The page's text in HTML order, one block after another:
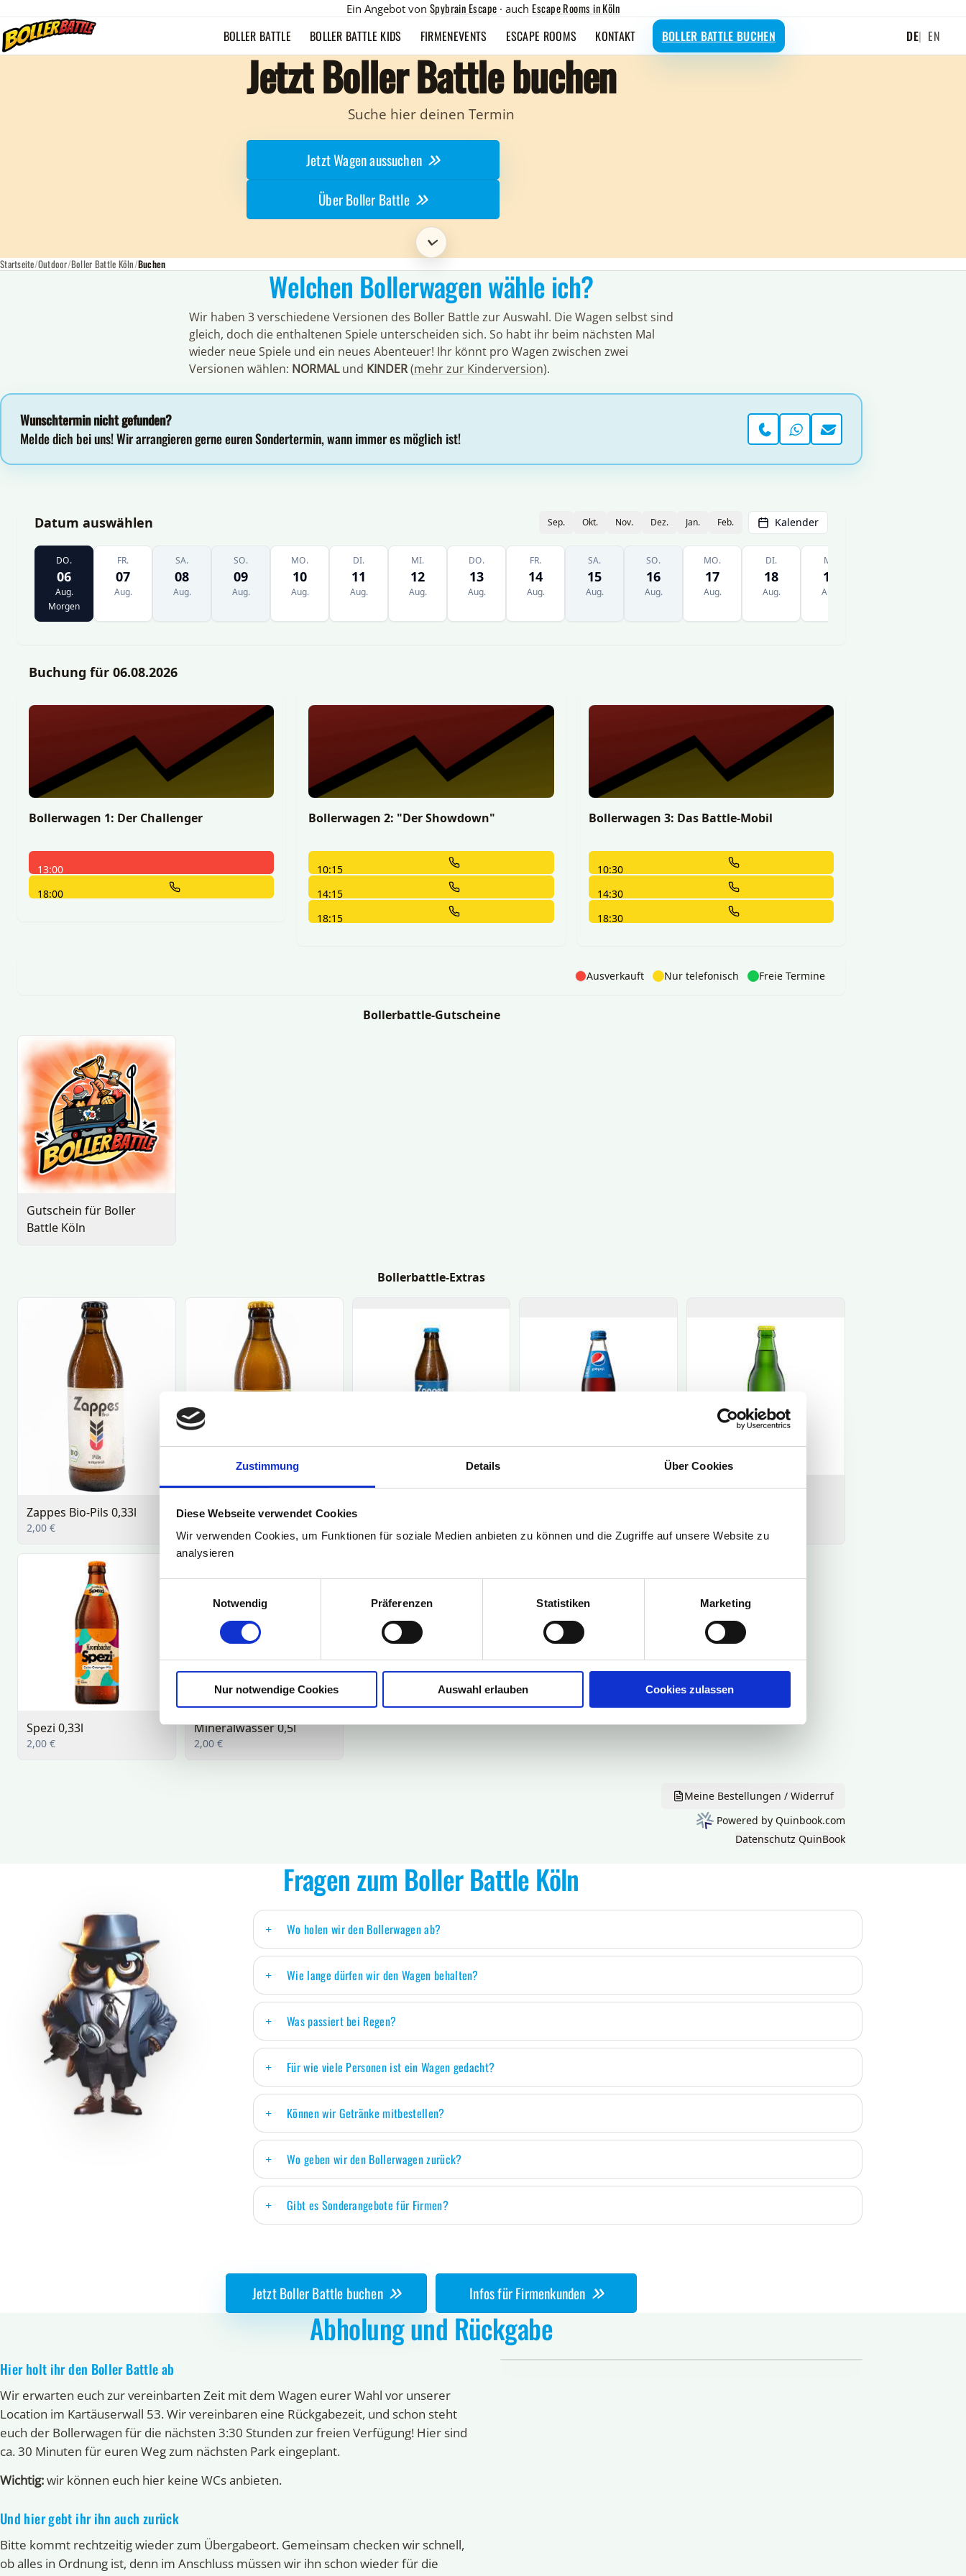
Zustimmung Details Über Cookies
Diese Webseite verwendet Cookies
Wir verwenden Cookies, um Funktionen für soziale Medien anbieten zu können und die Zugriffe auf unsere Website zu
analysieren
Notwendig
Präferenzen Statistiken Marketing
Nur notwendige Cookies Auswahl erlauben Cookies zulassen
Ein Angebot von Spybrain Escape · auch Escape Rooms in Köln
BOLLER BATTLE BOLLER BATTLE KIDS FIRMENEVENTS ESCAPE ROOMS KONTAKT BOLLER BATTLE BUCHEN AKTUELLE
DE| EN
Jetzt Boller Battle buchen
Suche hier deinen Termin
Jetzt Wagen aussuchen
Über Boller Battle
Scroll to room info
Startseite Outdoor Boller Battle Köln Buchen
Welchen Bollerwagen wähle ich?
Wir haben 3 verschiedene Versionen des Boller Battle zur Auswahl. Die Wagen selbst sind
gleich, doch die enthaltenen Spiele unterscheiden sich. So habt ihr beim nächsten Mal
wieder neue Spiele und ein neues Abenteuer! Ihr könnt pro Wagen zwischen zwei
Versionen wählen: NORMALund KINDER(mehr zur Kinderversion).
Wunschtermin nicht gefunden?
Melde dich bei uns! Wir arrangieren gerne euren Sondertermin, wann immer es möglich ist!
TelefonWhatsAppKontaktseite
Fragen zum Boller Battle Köln
Wo holen wir den Bollerwagen ab?
Wie lange dürfen wir den Wagen behalten?
Was passiert bei Regen?
Für wie viele Personen ist ein Wagen gedacht?
Können wir Getränke mitbestellen?
Wo geben wir den Bollerwagen zurück?
Gibt es Sonderangebote für Firmen?
Jetzt Boller Battle buchen Infos für Firmenkunden
Abholung und Rückgabe
Hier holt ihr den Boller Battle ab
Wir erwarten euch zur vereinbarten Zeit mit dem Wagen eurer Wahl vor unserer
Location im Kartäuserwall 53. Wir vereinbaren eine Rückgabezeit, und schon steht
euch der Bollerwagen für die nächsten 3:30 Stunden zur freien Verfügung! Hier sind
ca. 30 Minuten für euren Weg zum nächsten Park eingeplant.
Wichtig:wir können euch hier keine WCs anbieten.
Und hier gebt ihr ihn auch zurück
Bitte kommt rechtzeitig wieder zum Übergabeort. Gemeinsam checken wir schnell,
ob alles in Ordnung ist, denn im Anschluss müssen wir ihn schon wieder für die